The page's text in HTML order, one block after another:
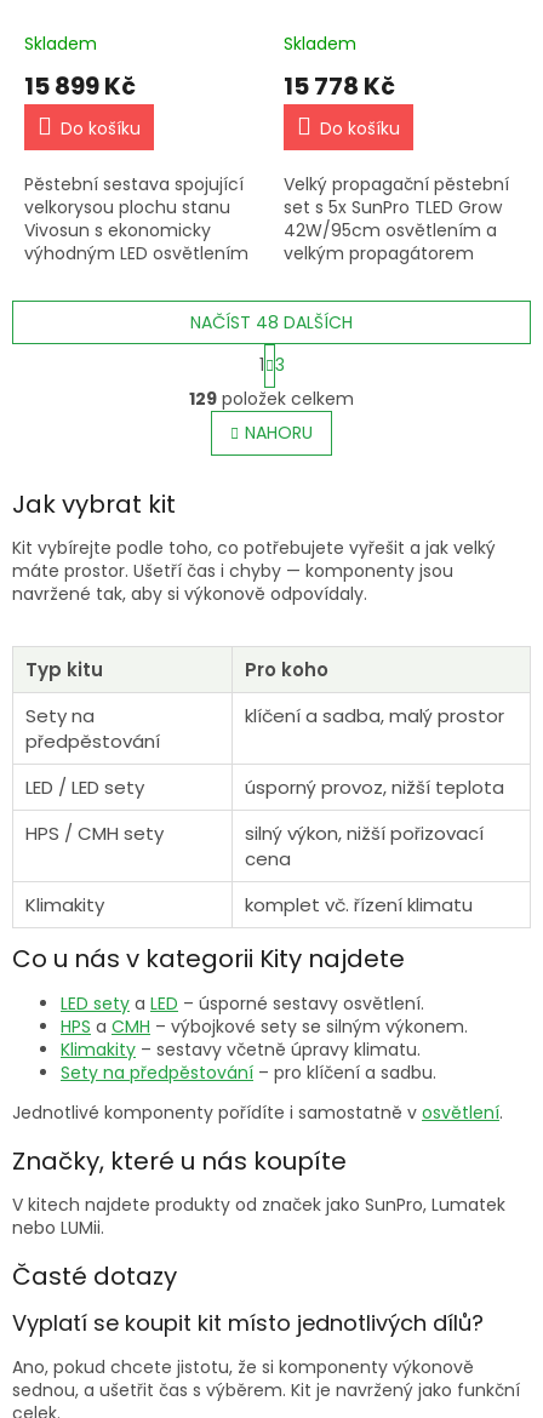
Skladem
15 899 Kč
Do košíku
Pěstební sestava spojující
velkorysou plochu stanu
Vivosun s ekonomicky
výhodným LED osvětlením
účinností 2,6 µmol/J.
Skladem
15 778 Kč
Do košíku
Velký propagační pěstební
set s 5x SunPro TLED Grow
42W/95cm osvětlením a
velkým propagátorem
začátek pěstování - na
klíčení semen, sazenice,
klony a...
O
v
l
á
í
p
r
k
y
v
ý
p
i
s
u
NAČÍST 48 DALŠÍCH
S
t
r
á
n
k
n
í
1 3
129 položek celkem
NAHORU
Jak vybrat kit
Kit vybírejte podle toho, co potřebujete vyřešit a jak velký
máte prostor. Ušetří čas i chyby — komponenty jsou
navržené tak, aby si výkonově odpovídaly.
Typ kitu
Pro koho
Sety na
předpěstování
klíčení a sadba, malý prostor
LED / LED sety
úsporný provoz, nižší teplota
HPS / CMH sety
silný výkon, nižší pořizovací
cena
Klimakity
komplet vč. řízení klimatu
Co u nás v kategorii Kity najdete
LED sety a LED – úsporné sestavy osvětlení.
HPS a CMH – výbojkové sety se silným výkonem.
Klimakity – sestavy včetně úpravy klimatu.
Sety na předpěstování – pro klíčení a sadbu.
Jednotlivé komponenty pořídíte i samostatně v osvětlení.
Značky, které u nás koupíte
V kitech najdete produkty od značek jako SunPro, Lumatek
nebo LUMii.
Časté dotazy
Vyplatí se koupit kit místo jednotlivých dílů?
Ano, pokud chcete jistotu, že si komponenty výkonově
sednou, a ušetřit čas s výběrem. Kit je navržený jako funkční